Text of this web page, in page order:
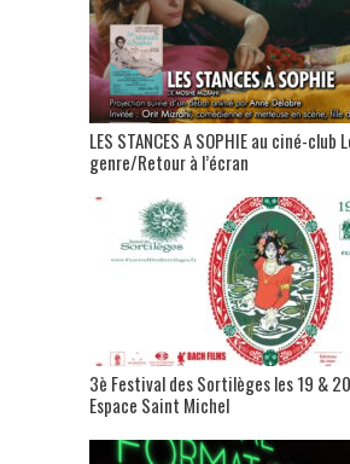
LES STANCES A SOPHIE au ciné-club
genre/Retour à l’écran
3è Festival des Sortilèges les 19 &
Espace Saint Michel